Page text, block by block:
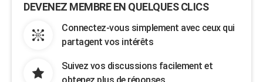
DEVENEZ MEMBRE EN QUELQUES CLICS
Connectez-vous simplement avec ceux qui
partagent vos intérêts
Suivez vos discussions facilement et